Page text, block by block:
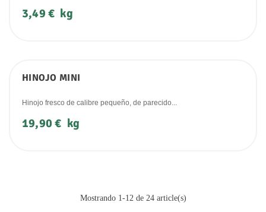
Precio
3,49 € kg
HINOJO MINI
Hinojo fresco de calibre pequeño, de parecido...
Precio
19,90 € kg
Mostrando 1-12 de 24 article(s)